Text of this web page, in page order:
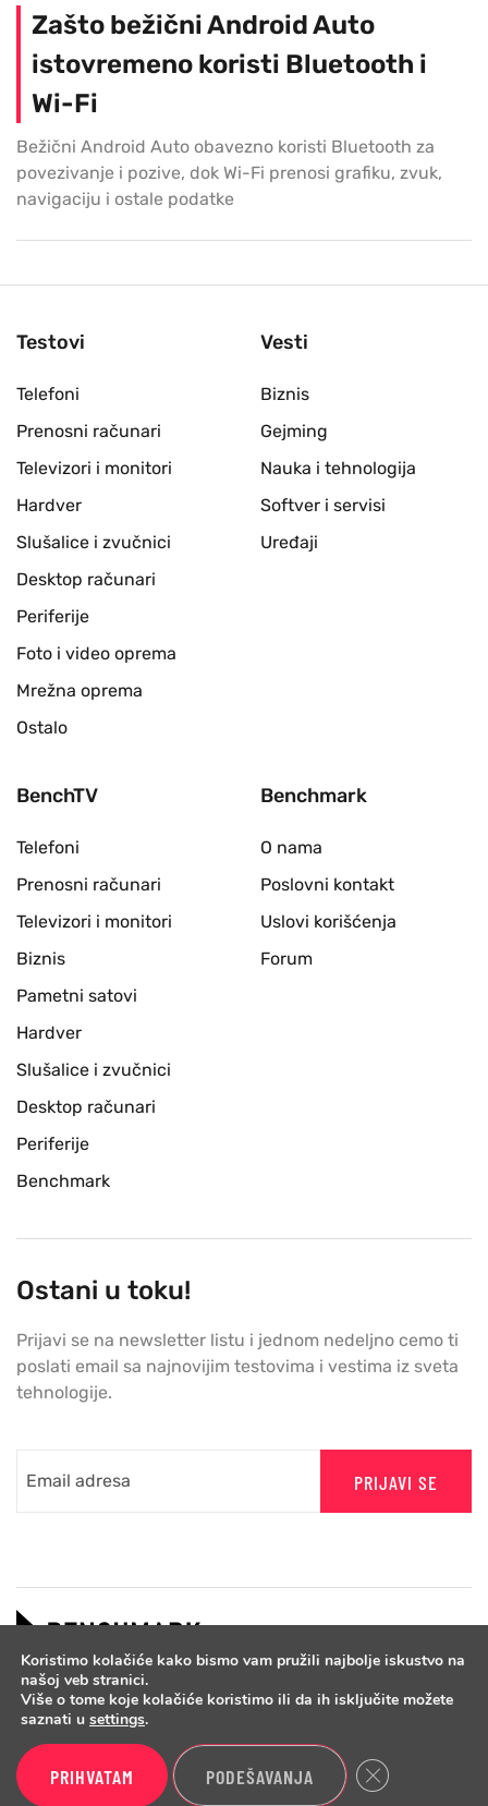
Zašto bežični Android Auto
istovremeno koristi Bluetooth i
Wi-Fi
Bežični Android Auto obavezno koristi Bluetooth za
povezivanje i pozive, dok Wi-Fi prenosi grafiku, zvuk,
navigaciju i ostale podatke
Testovi
Telefoni
Prenosni računari
Televizori i monitori
Hardver
Slušalice i zvučnici
Desktop računari
Periferije
Foto i video oprema
Mrežna oprema
Ostalo
Vesti
Biznis
Gejming
Nauka i tehnologija
Softver i servisi
Uređaji
BenchTV
Telefoni
Prenosni računari
Televizori i monitori
Biznis
Pametni satovi
Hardver
Slušalice i zvučnici
Desktop računari
Periferije
Benchmark
Benchmark
O nama
Poslovni kontakt
Uslovi korišćenja
Forum
Ostani u toku!
Prijavi se na newsletter listu i jednom nedeljno cemo ti
poslati email sa najnovijim testovima i vestima iz sveta
tehnologije.
PRIJAVI SE
Koristimo kolačiće kako bismo vam pružili najbolje iskustvo na
našoj veb stranici.
Više o tome koje kolačiće koristimo ili da ih isključite možete
saznati u settings.
PRIHVATAM PODEŠAVANJA Close GDPR